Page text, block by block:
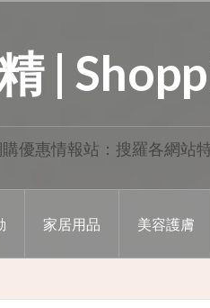
|
優惠情報站：搜羅各網站
家居用品 美容護膚